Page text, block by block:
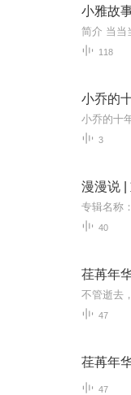
小雅故
118
小乔的
3
漫漫说 |
40
荏苒年
47
荏苒年
47